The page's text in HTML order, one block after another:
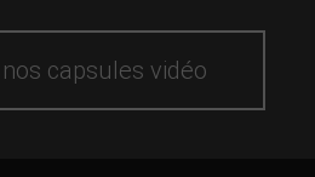
capsules vidéo